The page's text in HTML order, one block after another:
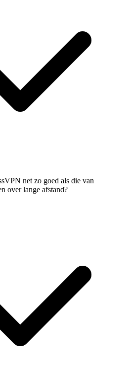
net zo goed als die van
over lange afstand?